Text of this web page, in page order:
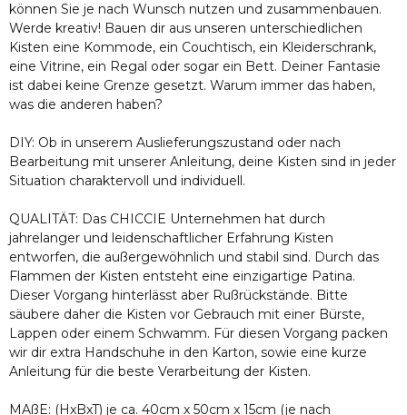
können Sie je nach Wunsch nutzen und zusammenbauen.
Werde kreativ! Bauen dir aus unseren unterschiedlichen
Kisten eine Kommode, ein Couchtisch, ein Kleiderschrank,
eine Vitrine, ein Regal oder sogar ein Bett. Deiner Fantasie
ist dabei keine Grenze gesetzt. Warum immer das haben,
was die anderen haben?
DIY: Ob in unserem Auslieferungszustand oder nach
Bearbeitung mit unserer Anleitung, deine Kisten sind in jeder
Situation charaktervoll und individuell.
QUALITÄT: Das CHICCIE Unternehmen hat durch
jahrelanger und leidenschaftlicher Erfahrung Kisten
entworfen, die außergewöhnlich und stabil sind. Durch das
Flammen der Kisten entsteht eine einzigartige Patina.
Dieser Vorgang hinterlässt aber Rußrückstände. Bitte
säubere daher die Kisten vor Gebrauch mit einer Bürste,
Lappen oder einem Schwamm. Für diesen Vorgang packen
wir dir extra Handschuhe in den Karton, sowie eine kurze
Anleitung für die beste Verarbeitung der Kisten.
MAßE: (HxBxT) je ca. 40cm x 50cm x 15cm (je nach